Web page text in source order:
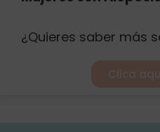
¿Quieres saber más
Clica